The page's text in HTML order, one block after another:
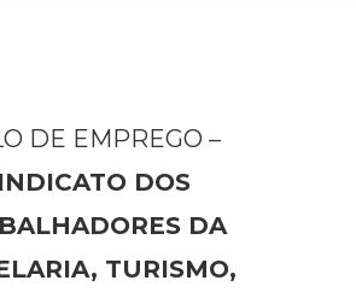
DE EMPREGO –
DOS
DA
TURISMO,